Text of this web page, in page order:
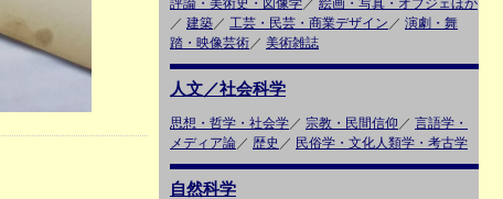
評論・美術史・図像学／ 絵画・写真・オブジェほか
／ 建築／ 工芸・民芸・商業デザイン ／ 演劇・舞
踏・映像芸術／ 美術雑誌
人文／社会科学
思想・哲学・社会学／ 宗教・民間信仰 ／ 言語学・
メディア論／ 歴史 ／ 民俗学・文化人類学・考古学
自然科学